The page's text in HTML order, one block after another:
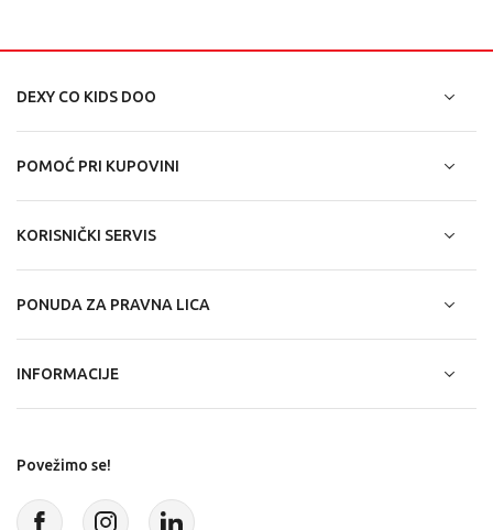
DEXY CO KIDS DOO
POMOĆ PRI KUPOVINI
KORISNIČKI SERVIS
PONUDA ZA PRAVNA LICA
INFORMACIJE
Povežimo se!